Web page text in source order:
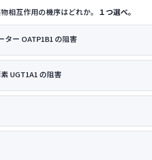
相互作用の機序はどれか。 １つ選べ。
ー OATP1B1 の阻害
UGT1A1 の阻害